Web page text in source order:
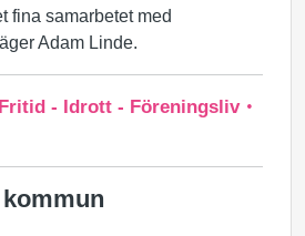
fina samarbetet med
Adam Linde.
- Idrott - Föreningsliv